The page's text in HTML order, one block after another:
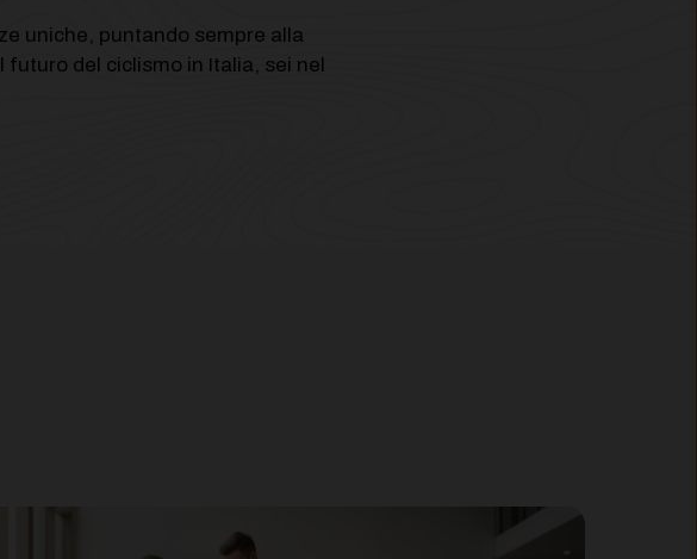
uniche, puntando sempre alla
futuro del ciclismo in Italia, sei nel